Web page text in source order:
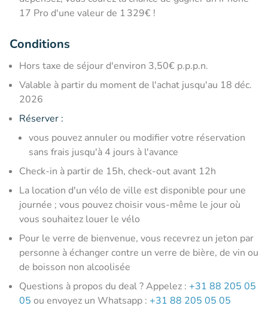
17 Pro d'une valeur de 1 329€ !
Conditions
Hors taxe de séjour d'environ 3,50€ p.p.p.n.
Valable à partir du moment de l'achat jusqu'au 18 déc.
2026
Réserver :
vous pouvez annuler ou modifier votre réservation
sans frais jusqu'à 4 jours à l'avance
Check-in à partir de 15h, check-out avant 12h
La location d'un vélo de ville est disponible pour une
journée ; vous pouvez choisir vous-même le jour où
vous souhaitez louer le vélo
Pour le verre de bienvenue, vous recevrez un jeton par
personne à échanger contre un verre de bière, de vin ou
de boisson non alcoolisée
Questions à propos du deal ? Appelez : +31 88 205 05
05 ou envoyez un Whatsapp : +31 88 205 05 05